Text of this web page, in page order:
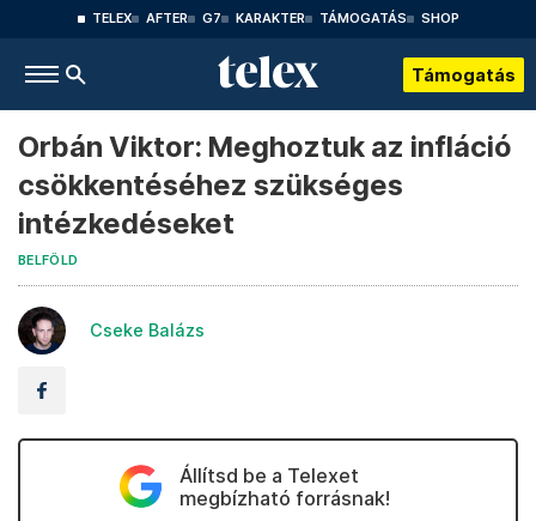
TELEX AFTER G7 KARAKTER TÁMOGATÁS SHOP
Támogatás
Orbán Viktor: Meghoztuk az infláció
csökkentéséhez szükséges
intézkedéseket
BELFÖLD
Cseke Balázs
Állítsd be a Telexet
megbízható forrásnak!